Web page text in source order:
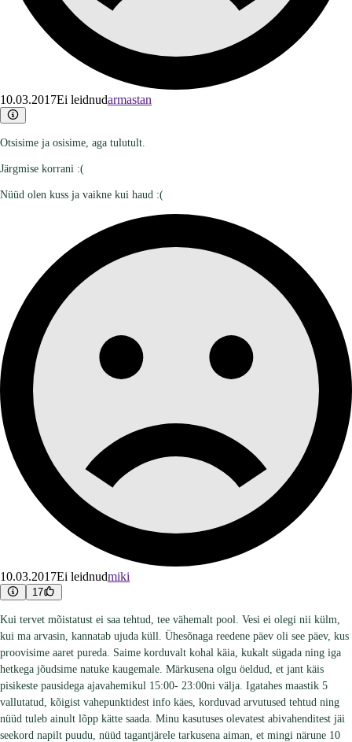
10.03.2017Ei leidnudarmastan
Otsisime ja osisime, aga tulutult.
Järgmise korrani :(
Nüüd olen kuss ja vaikne kui haud :(
10.03.2017Ei leidnudmiki
17
Kui tervet mõistatust ei saa tehtud, tee vähemalt pool. Vesi ei olegi nii külm,
kui ma arvasin, kannatab ujuda küll. Ühesõnaga reedene päev oli see päev, kus
proovisime aaret pureda. Saime korduvalt kohal käia, kukalt sügada ning iga
hetkega jõudsime natuke kaugemale. Märkusena olgu öeldud, et jant käis
pisikeste pausidega ajavahemikul 15:00- 23:00ni välja. Igatahes maastik 5
vallutatud, kõigist vahepunktidest info käes, korduvad arvutused tehtud ning
nüüd tuleb ainult lõpp kätte saada. Minu kasutuses olevatest abivahenditest jäi
seekord napilt puudu, nüüd tagantjärele tarkusena aiman, et mingi närune 10